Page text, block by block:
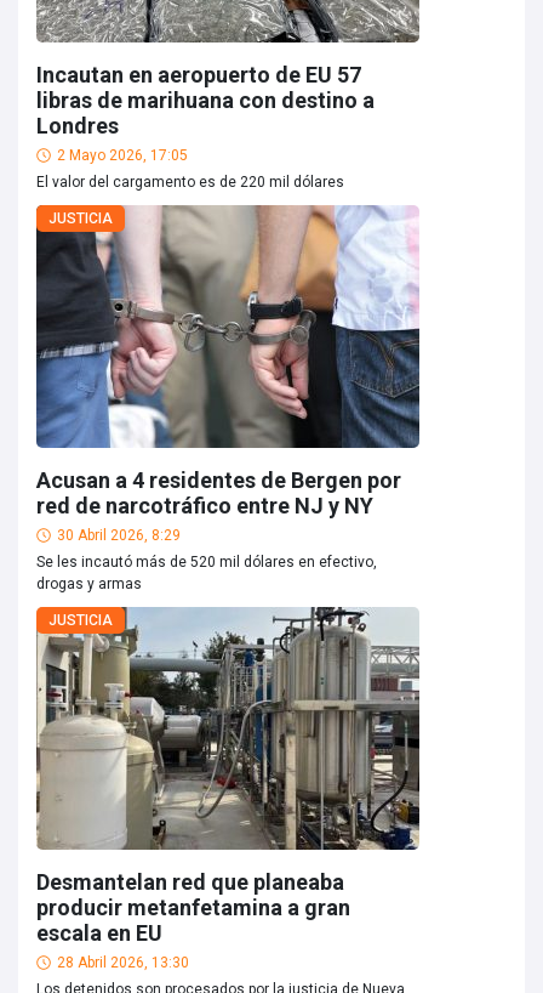
Incautan en aeropuerto de EU 57
libras de marihuana con destino a
Londres
2 Mayo 2026, 17:05
El valor del cargamento es de 220 mil dólares
JUSTICIA
Acusan a 4 residentes de Bergen por
red de narcotráfico entre NJ y NY
30 Abril 2026, 8:29
Se les incautó más de 520 mil dólares en efectivo,
drogas y armas
JUSTICIA
Desmantelan red que planeaba
producir metanfetamina a gran
escala en EU
28 Abril 2026, 13:30
Los detenidos son procesados por la justicia de Nueva